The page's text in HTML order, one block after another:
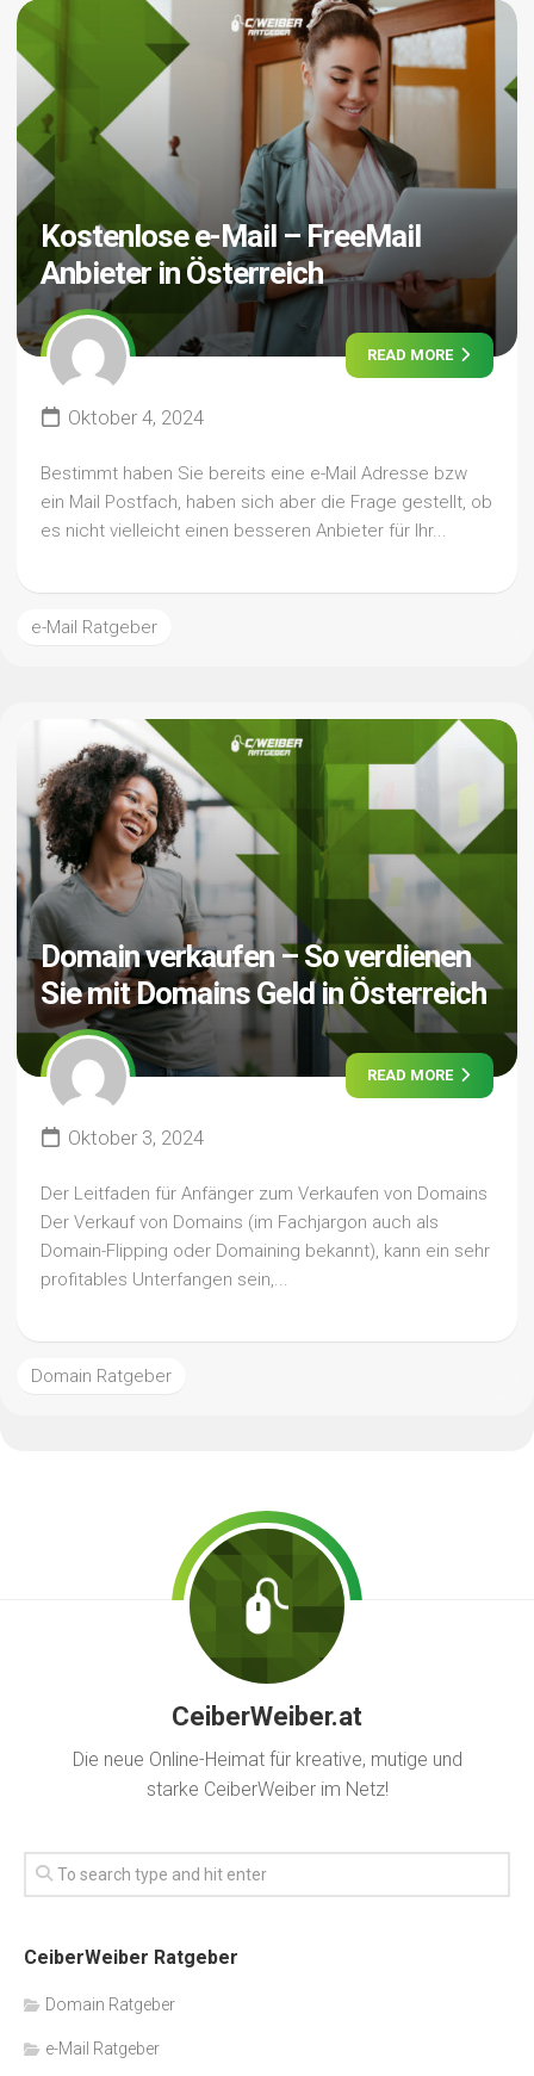
Kostenlose e-Mail – FreeMail
Anbieter in Österreich
READ MORE
Oktober 4, 2024
Bestimmt haben Sie bereits eine e-Mail Adresse bzw
ein Mail Postfach, haben sich aber die Frage gestellt, ob
es nicht vielleicht einen besseren Anbieter für Ihr...
e-Mail Ratgeber
Domain verkaufen – So verdienen
Sie mit Domains Geld in Österreich
READ MORE
Oktober 3, 2024
Der Leitfaden für Anfänger zum Verkaufen von Domains
Der Verkauf von Domains (im Fachjargon auch als
Domain-Flipping oder Domaining bekannt), kann ein sehr
profitables Unterfangen sein,...
Domain Ratgeber
CeiberWeiber.at
Die neue Online-Heimat für kreative, mutige und
starke CeiberWeiber im Netz!
CeiberWeiber Ratgeber
Domain Ratgeber
e-Mail Ratgeber